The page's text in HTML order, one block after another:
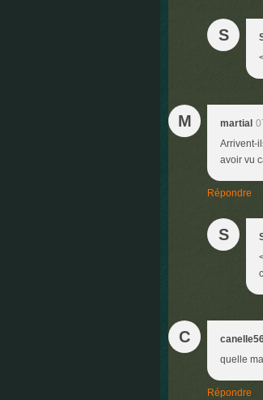
S
M martial
Arrivent-
avoir vu
Répondre
S
C
quelle
Répondre